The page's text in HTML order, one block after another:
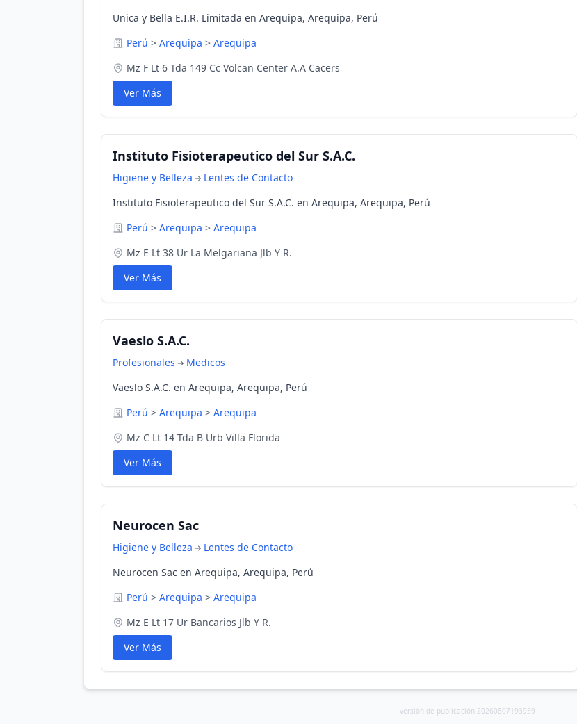
Unica y Bella E.I.R. Limitada en Arequipa, Arequipa, Perú
Perú > Arequipa > Arequipa
Mz F Lt 6 Tda 149 Cc Volcan Center A.A Cacers
Ver Más
Instituto Fisioterapeutico del Sur S.A.C.
Higiene y Belleza
Lentes de Contacto
Instituto Fisioterapeutico del Sur S.A.C. en Arequipa, Arequipa, Perú
Perú > Arequipa > Arequipa
Mz E Lt 38 Ur La Melgariana Jlb Y R.
Ver Más
Vaeslo S.A.C.
Profesionales
Medicos
Vaeslo S.A.C. en Arequipa, Arequipa, Perú
Perú > Arequipa > Arequipa
Mz C Lt 14 Tda B Urb Villa Florida
Ver Más
Neurocen Sac
Higiene y Belleza
Lentes de Contacto
Neurocen Sac en Arequipa, Arequipa, Perú
Perú > Arequipa > Arequipa
Mz E Lt 17 Ur Bancarios Jlb Y R.
Ver Más
versión de publicación 20260807193959